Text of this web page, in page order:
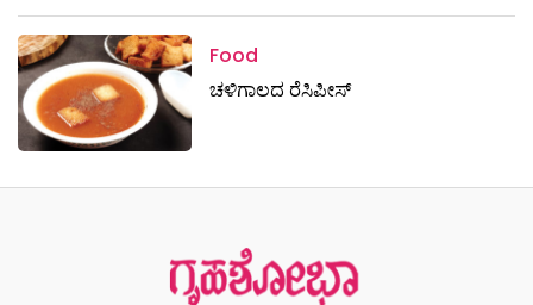
Food
ಚಳಿಗಾಲದ ರೆಸಿಪೀಸ್